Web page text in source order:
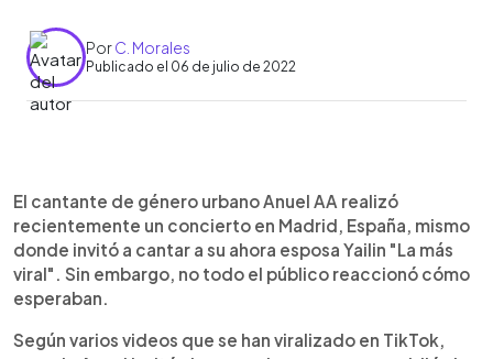
PorC. Morales
Publicado el 06 de julio de 2022
Escuchar artículo
El cantante de género urbano Anuel AA realizó
recientemente un concierto en Madrid, España, mismo
donde invitó a cantar a su ahora esposa Yailin "La más
viral". Sin embargo, no todo el público reaccionó cómo
esperaban.
Según varios videos que se han viralizado en TikTok,